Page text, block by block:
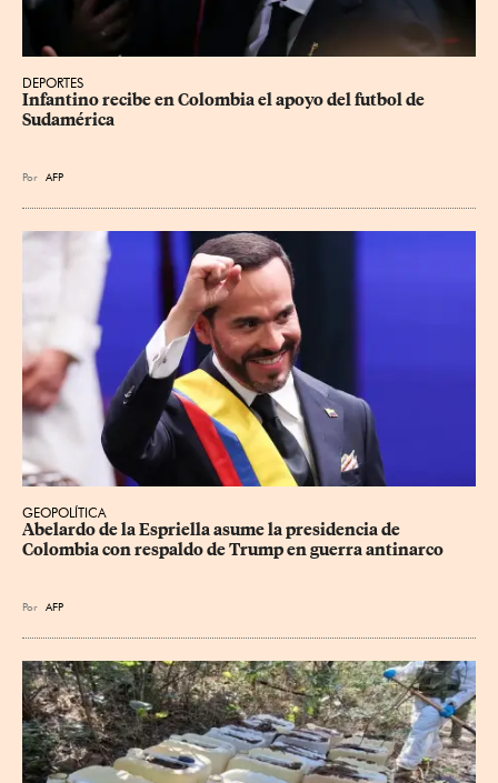
DEPORTES
Infantino recibe en Colombia el apoyo del futbol de
Sudamérica
Por AFP
GEOPOLÍTICA
Abelardo de la Espriella asume la presidencia de
Colombia con respaldo de Trump en guerra antinarco
Por AFP